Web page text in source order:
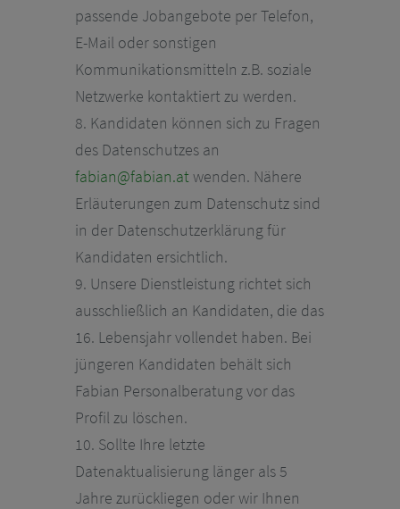
passende Jobangebote per Telefon,
E-Mail oder sonstigen
Kommunikationsmitteln z.B. soziale
Netzwerke kontaktiert zu werden.
8. Kandidaten können sich zu Fragen
des Datenschutzes an
fabian@fabian.atwenden. Nähere
Erläuterungen zum Datenschutz sind
in der Datenschutzerklärung für
Kandidaten ersichtlich.
9. Unsere Dienstleistung richtet sich
ausschließlich an Kandidaten, die das
16. Lebensjahr vollendet haben. Bei
jüngeren Kandidaten behält sich
Fabian Personalberatung vor das
Profil zu löschen.
10. Sollte Ihre letzte
Datenaktualisierung länger als 5
Jahre zurückliegen oder wir Ihnen